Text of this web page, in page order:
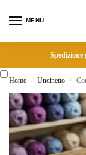
MENU
Home / Uncinetto /